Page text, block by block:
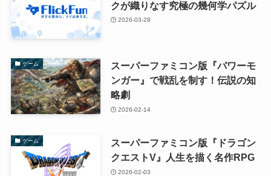
クが織りなす究極の幾何学パズル
2026-03-28
ゲーム
スーパーファミコン版『パワーモ
ンガー』で戦乱を制す！伝説の知
略劇
2026-02-14
ゲーム
スーパーファミコン版『ドラゴン
クエストV』人生を描く名作RPG
2026-02-03